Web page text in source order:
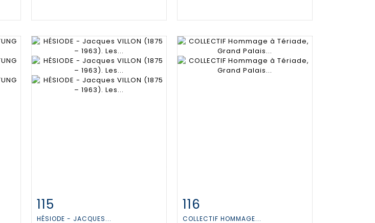
Fiche détaillée
115
HÉSIODE - JACQUES...
Fiche détaillée
116
COLLECTIF HOMMAGE...